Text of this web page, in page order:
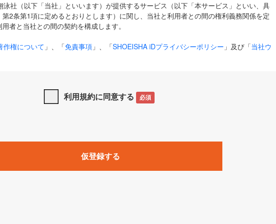
泳社（以下「当社」といいます）が提供するサービス（以下「本サービス」といい、具
2条第1項に定めるとおりとします）に関し、当社と利用者との間の権利義務関係を定
者と当社との間の契約を構成します。
作権について 」、「免責事項 」、「SHOEISHA iDプライバシーポリシー 」及び「当社ウ
て適用されるものとします。
当社が提供する以下のサービス（名称や内容が変更された場合、変更後のサービスを含
ビスに関連して当社が実施するイベントやキャンペーンをいいます。
「CodeZine」「MarkeZine」「EnterpriseZine」「ECzine」「Biz/Zine」「HRzine」
利用規約に同意する 必須
仮登録する